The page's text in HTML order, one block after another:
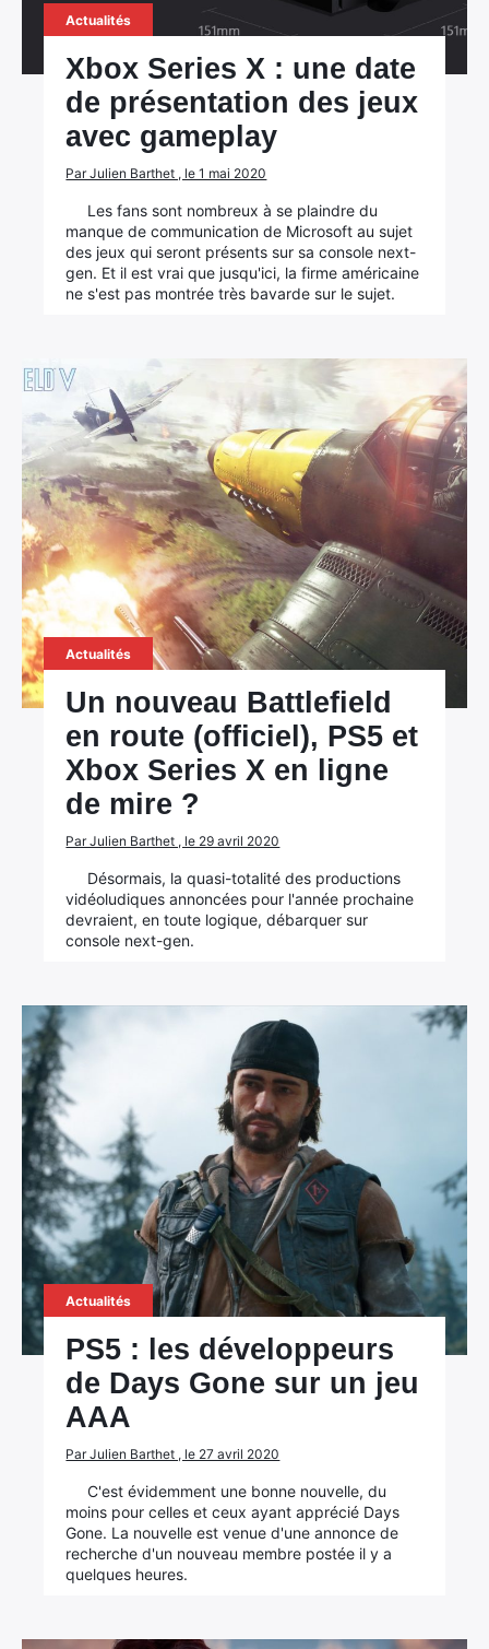
Actualités
Xbox Series X : une date
de présentation des jeux
avec gameplay
Par Julien Barthet , le 1 mai 2020
Les fans sont nombreux à se plaindre du
manque de communication de Microsoft au sujet
des jeux qui seront présents sur sa console next-
gen. Et il est vrai que jusqu'ici, la firme américaine
ne s'est pas montrée très bavarde sur le sujet.
Actualités
Un nouveau Battlefield
en route (officiel), PS5 et
Xbox Series X en ligne
de mire ?
Par Julien Barthet , le 29 avril 2020
Désormais, la quasi-totalité des productions
vidéoludiques annoncées pour l'année prochaine
devraient, en toute logique, débarquer sur
console next-gen.
Actualités
PS5 : les développeurs
de Days Gone sur un jeu
AAA
Par Julien Barthet , le 27 avril 2020
C'est évidemment une bonne nouvelle, du
moins pour celles et ceux ayant apprécié Days
Gone. La nouvelle est venue d'une annonce de
recherche d'un nouveau membre postée il y a
quelques heures.